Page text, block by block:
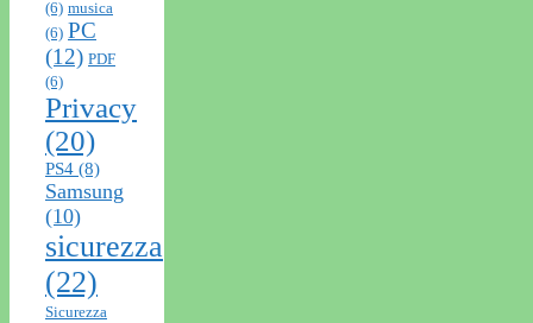
(6) musica
(6) PC
(12) PDF
(6)
Privacy
(20)
PS4 (8)
Samsung
(10)
sicurezza
(22)
Sicurezza